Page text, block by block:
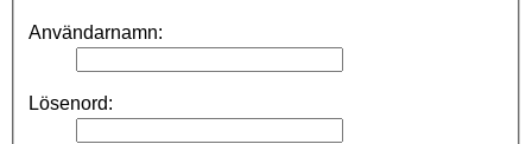
Användarnamn:
Lösenord: